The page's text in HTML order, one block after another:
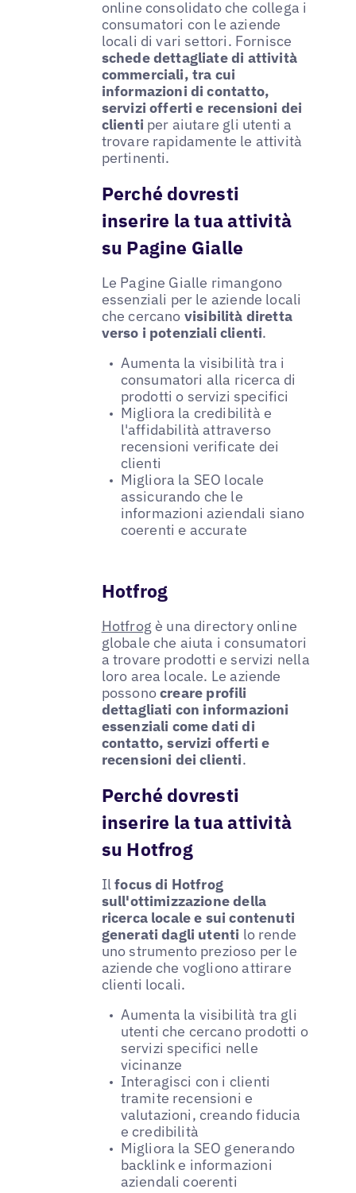
online consolidato che collega i
consumatori con le aziende
locali di vari settori. Fornisce
schede dettagliate di attività
commerciali, tra cui
informazioni di contatto,
servizi offerti e recensioni dei
clienti per aiutare gli utenti a
trovare rapidamente le attività
pertinenti.
Perché dovresti
inserire la tua attività
su Pagine Gialle
Le Pagine Gialle rimangono
essenziali per le aziende locali
che cercano visibilità diretta
verso i potenziali clienti.
Aumenta la visibilità tra i
consumatori alla ricerca di
prodotti o servizi specifici
Migliora la credibilità e
l'affidabilità attraverso
recensioni verificate dei
clienti
Migliora la SEO locale
assicurando che le
informazioni aziendali siano
coerenti e accurate
Hotfrog
Hotfrog è una directory online
globale che aiuta i consumatori
a trovare prodotti e servizi nella
loro area locale. Le aziende
possonocreare profili
dettagliati con informazioni
essenziali come dati di
contatto, servizi offerti e
recensioni dei clienti.
Perché dovresti
inserire la tua attività
su Hotfrog
Ilfocus di Hotfrog
sull'ottimizzazione della
ricerca locale e sui contenuti
generati dagli utenti lo rende
uno strumento prezioso per le
aziende che vogliono attirare
clienti locali.
Aumenta la visibilità tra gli
utenti che cercano prodotti o
servizi specifici nelle
vicinanze
Interagisci con i clienti
tramite recensioni e
valutazioni, creando fiducia
e credibilità
Migliora la SEO generando
backlink e informazioni
aziendali coerenti